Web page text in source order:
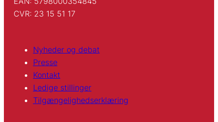
CVR: 23 15 51 17
Nyheder og debat
Presse
Kontakt
Ledige stillinger
Tilgængelighedserklæring